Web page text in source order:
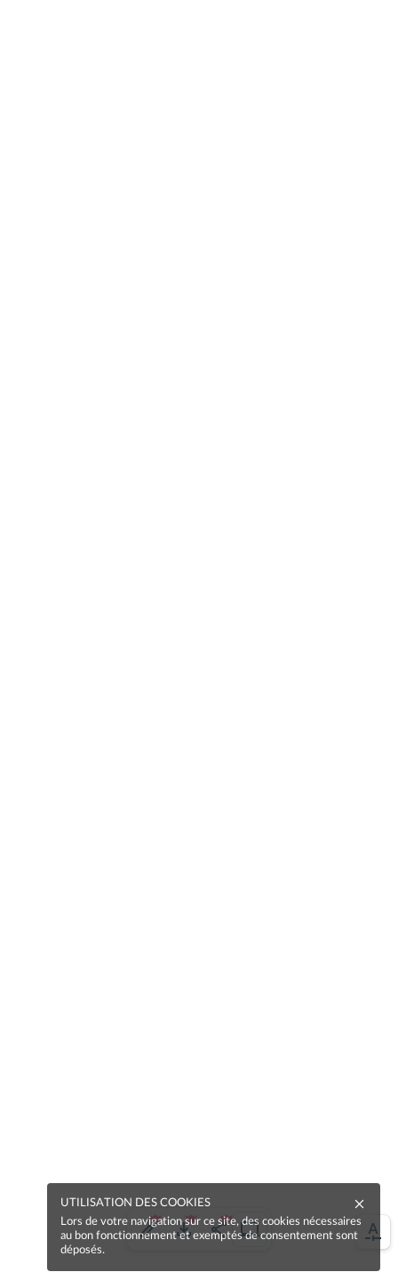
UTILISATION DES COOKIES
Lors de votre navigation sur ce site, des cookies nécessaires
au bon fonctionnement et exemptés de consentement sont
déposés.